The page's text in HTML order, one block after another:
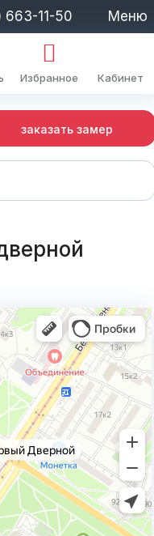
663-11-50 Меню
Избранное Кабинет
заказать замер